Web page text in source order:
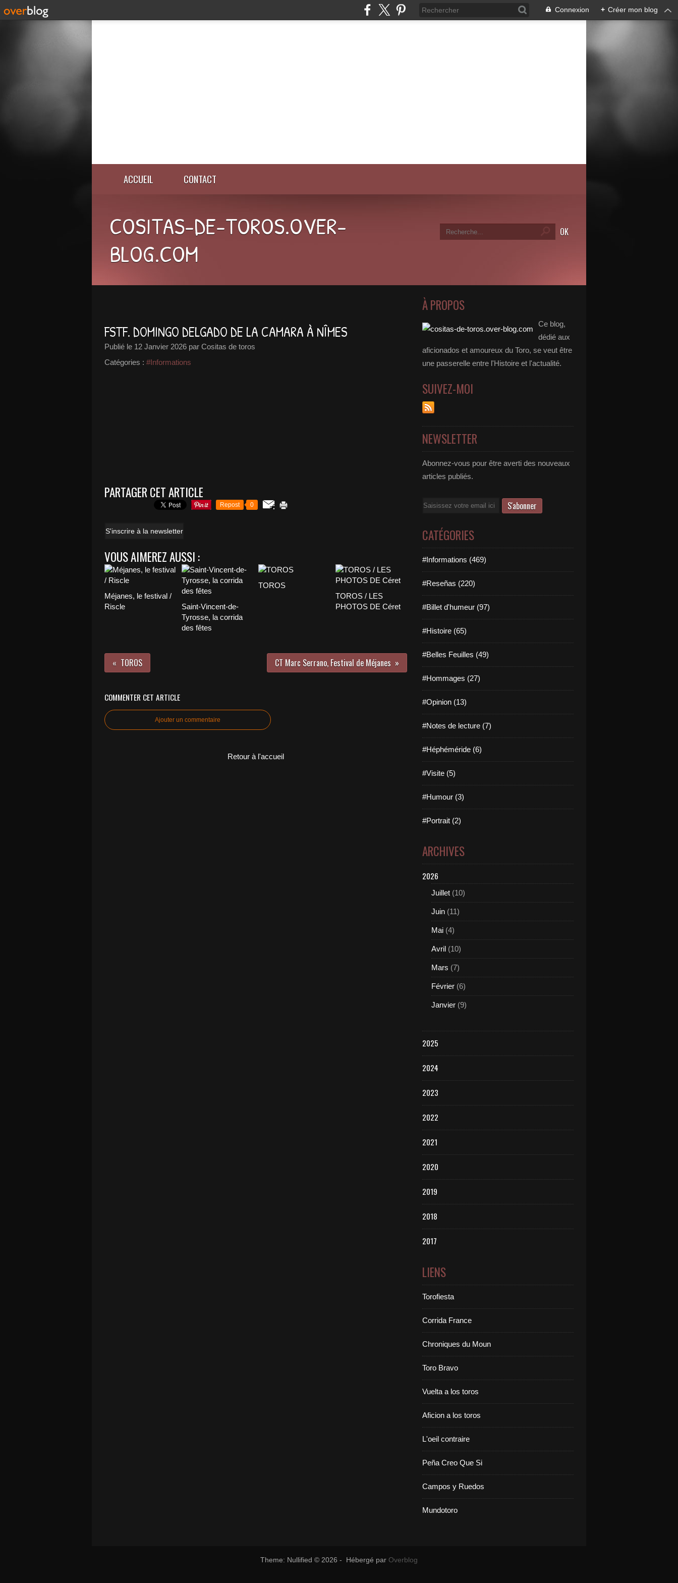
Connexion + Créer mon blog
ACCUEIL CONTACT
COSITAS-DE-TOROS.OVER-
BLOG.COM
FSTF. DOMINGO DELGADO DE LA CAMARA À NÎMES
Publié le 12 Janvier 2026 par Cositas de toros
Catégories : #Informations
PARTAGER CET ARTICLE
Repost 0
S'inscrire à la newsletter
VOUS AIMEREZ AUSSI :
Méjanes, le festival /
Riscle
Saint-Vincent-de-
Tyrosse, la corrida
des fêtes
TOROS
TOROS / LES
PHOTOS DE Céret
TOROS CT Marc Serrano, Festival de Méjanes
COMMENTER CET ARTICLE
Ajouter un commentaire
Retour à l'accueil
À PROPOS
Ce blog,
dédié aux
aficionados et amoureux du Toro, se veut être
une passerelle entre l'Histoire et l'actualité.
SUIVEZ-MOI
NEWSLETTER
Abonnez-vous pour être averti des nouveaux
articles publiés.
Email
CATÉGORIES
#Informations (469)
#Reseñas (220)
#Billet d'humeur (97)
#Histoire (65)
#Belles Feuilles (49)
#Hommages (27)
#Opinion (13)
#Notes de lecture (7)
#Héphéméride (6)
#Visite (5)
#Humour (3)
#Portrait (2)
ARCHIVES
2026
Juillet (10)
Juin (11)
Mai (4)
Avril (10)
Mars (7)
Février (6)
Janvier (9)
2025
2024
2023
2022
2021
2020
2019
2018
2017
LIENS
Torofiesta
Corrida France
Chroniques du Moun
Toro Bravo
Vuelta a los toros
Aficion a los toros
L'oeil contraire
Peña Creo Que Si
Campos y Ruedos
Mundotoro
Theme: Nullified © 2026 - Hébergé par Overblog